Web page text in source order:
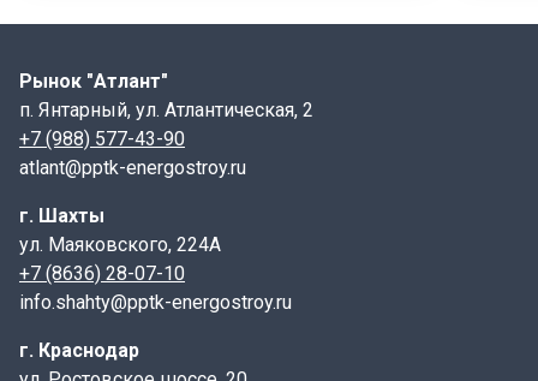
Рынок "Атлант"
п. Янтарный, ул. Атлантическая, 2
+7 (988) 577-43-90
atlant@pptk-energostroy.ru
г. Шахты
ул. Маяковского, 224А
+7 (8636) 28-07-10
info.shahty@pptk-energostroy.ru
г. Краснодар